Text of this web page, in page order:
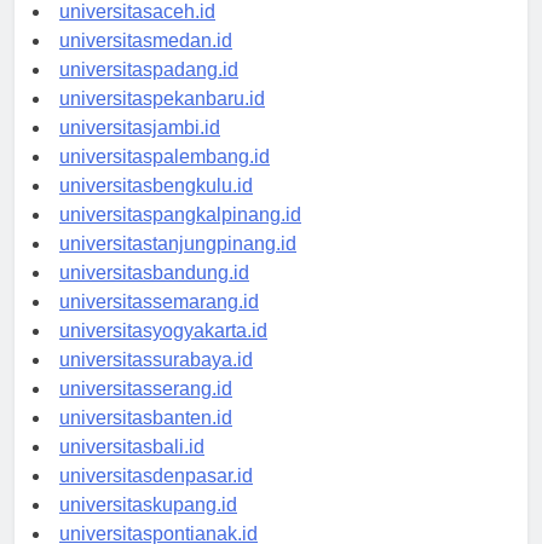
universitasaceh.id
universitasmedan.id
universitaspadang.id
universitaspekanbaru.id
universitasjambi.id
universitaspalembang.id
universitasbengkulu.id
universitaspangkalpinang.id
universitastanjungpinang.id
universitasbandung.id
universitassemarang.id
universitasyogyakarta.id
universitassurabaya.id
universitasserang.id
universitasbanten.id
universitasbali.id
universitasdenpasar.id
universitaskupang.id